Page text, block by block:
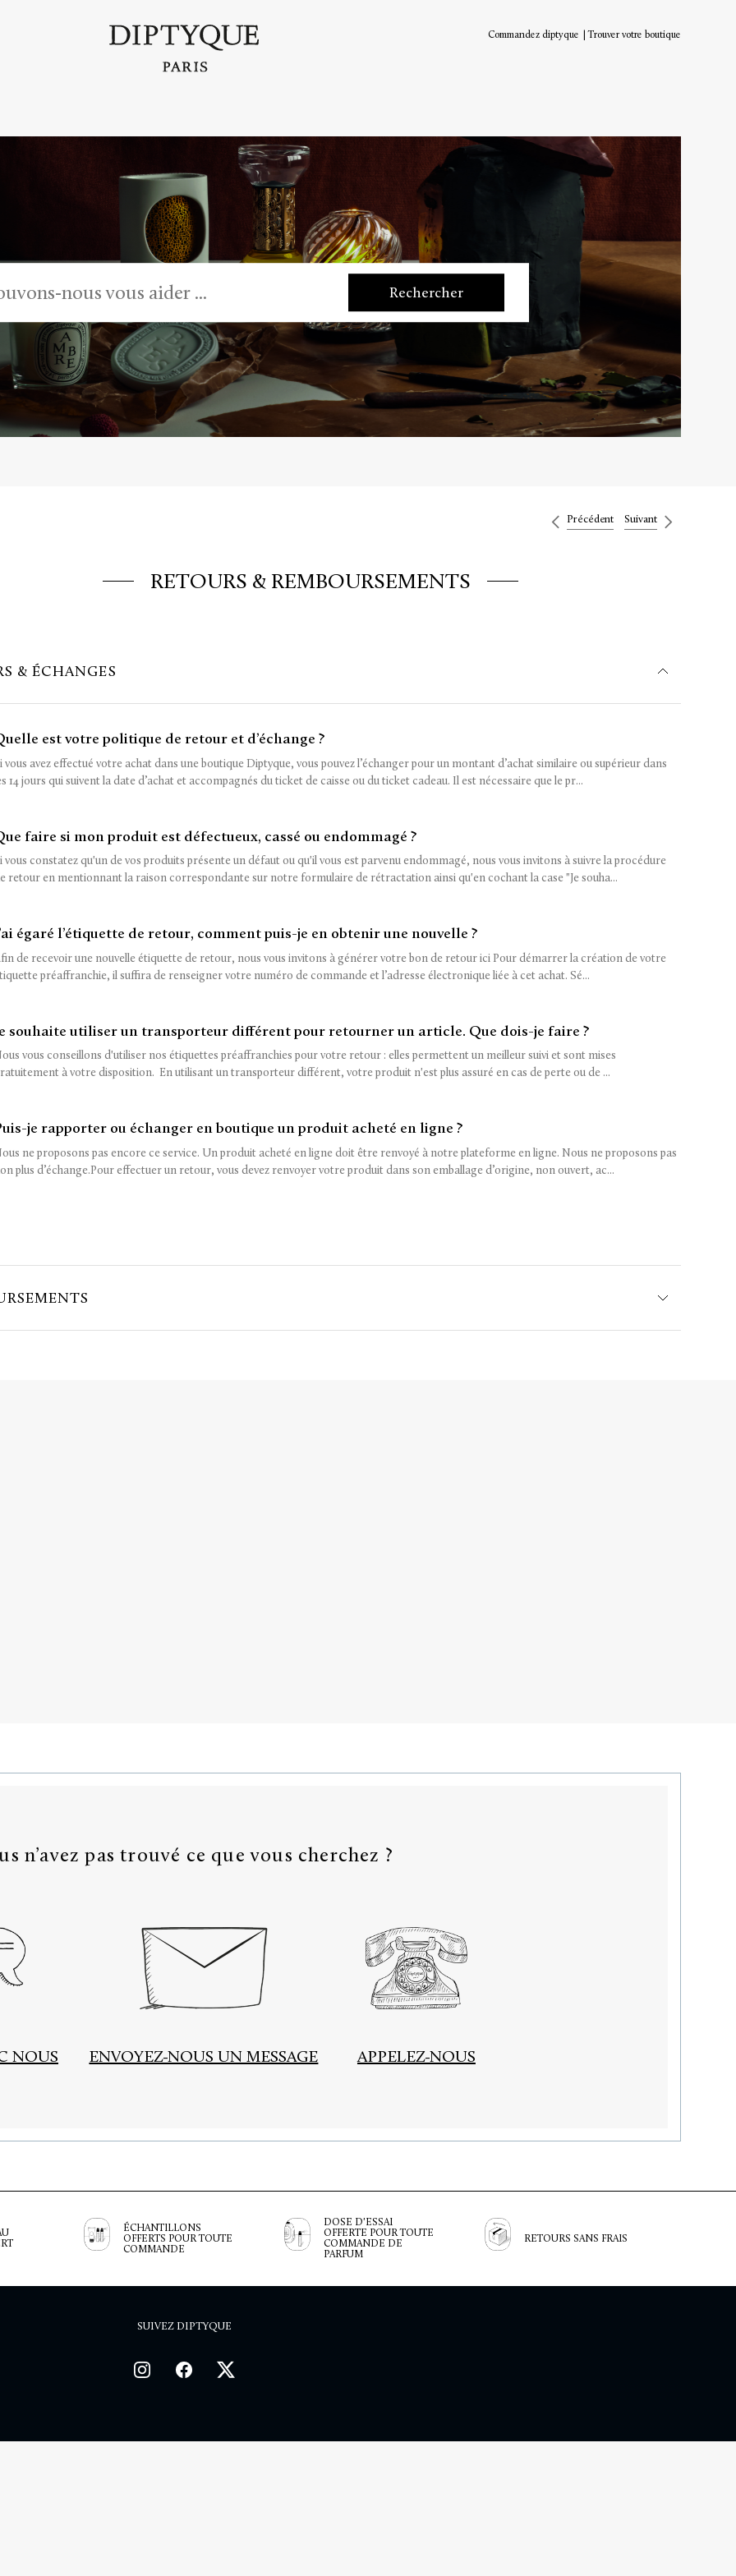
Commandez diptyque Trouver votre boutique
Précédent Suivant
RETOURS & REMBOURSEMENTS
& ÉCHANGES
est votre politique de retour et d’échange ?
vous avez effectué votre achat dans une boutique Diptyque, vous pouvez l’échanger pour un montant d’achat similaire ou supérieur dans
14 jours qui suivent la date d’achat et accompagnés du ticket de caisse ou du ticket cadeau. Il est nécessaire que le pr...
faire si mon produit est défectueux, cassé ou endommagé ?
vous constatez qu'un de vos produits présente un défaut ou qu'il vous est parvenu endommagé, nous vous invitons à suivre la procédure
retour en mentionnant la raison correspondante sur notre formulaire de rétractation ainsi qu'en cochant la case "Je souha...
égaré l’étiquette de retour, comment puis-je en obtenir une nouvelle ?
de recevoir une nouvelle étiquette de retour, nous vous invitons à générer votre bon de retour ici Pour démarrer la création de votre
préaffranchie, il suffira de renseigner votre numéro de commande et l’adresse électronique liée à cet achat. Sé...
souhaite utiliser un transporteur différent pour retourner un article. Que dois-je faire ?
vous conseillons d'utiliser nos étiquettes préaffranchies pour votre retour : elles permettent un meilleur suivi et sont mises
à votre disposition. En utilisant un transporteur différent, votre produit n'est plus assuré en cas de perte ou de ...
je rapporter ou échanger en boutique un produit acheté en ligne ?
ne proposons pas encore ce service. Un produit acheté en ligne doit être renvoyé à notre plateforme en ligne. Nous ne proposons pas
plus d’échange.Pour effectuer un retour, vous devez renvoyer votre produit dans son emballage d’origine, non ouvert, ac...
n’avez pas trouvé ce que vous cherchez ?
NOUS ENVOYEZ-NOUS UN MESSAGE APPELEZ-NOUS
ÉCHANTILLONS
OFFERTS POUR TOUTE
COMMANDE
DOSE D'ESSAI
OFFERTE POUR TOUTE
COMMANDE DE
PARFUM
RETOURS SANS FRAIS
SUIVEZ DIPTYQUE